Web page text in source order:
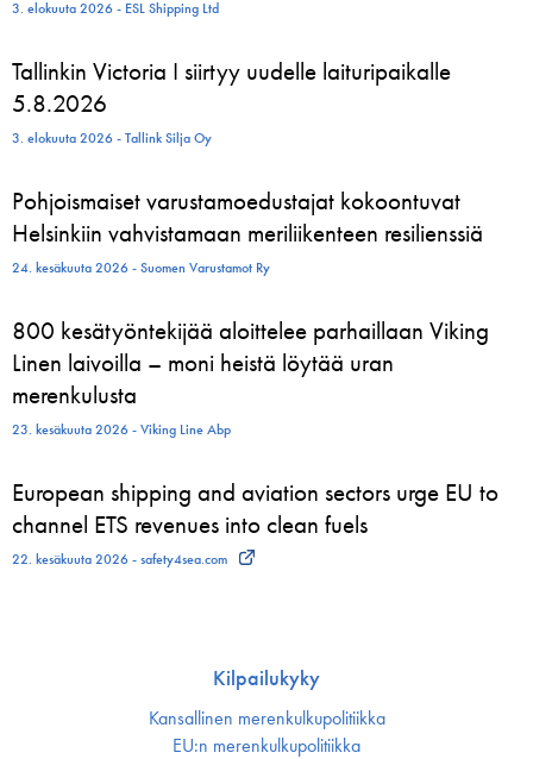
3. elokuuta 2026 - ESL Shipping Ltd
Tallinkin Victoria I siirtyy uudelle laituripaikalle
5.8.2026
3. elokuuta 2026 - Tallink Silja Oy
Pohjoismaiset varustamoedustajat kokoontuvat
Helsinkiin vahvistamaan meriliikenteen resilienssiä
24. kesäkuuta 2026 - Suomen Varustamot Ry
800 kesätyöntekijää aloittelee parhaillaan Viking
Linen laivoilla – moni heistä löytää uran
merenkulusta
23. kesäkuuta 2026 - Viking Line Abp
European shipping and aviation sectors urge EU to
channel ETS revenues into clean fuels
22. kesäkuuta 2026 - safety4sea.com
Kilpailukyky
Kansallinen merenkulku­politiikka
EU:n merenkulku­politiikka